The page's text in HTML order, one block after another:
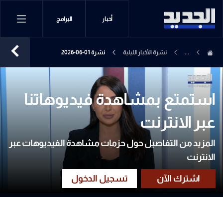
أخبار البرامج
... نشرة الأخبار الليلية نشرة 01-06-2026
استمتع بمشاهدة فيديوهاتنا
عبر الانترنت
المزيد من التفاصيل حول حزمات مشاهدة الفيديوهات عبر
الانترنت